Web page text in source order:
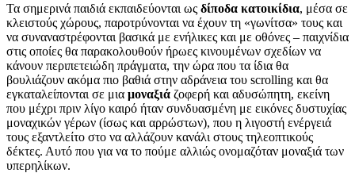
Τα σημερινά παιδιά εκπαιδεύονται ως δίποδα κατοικίδια, μέσα σε
κλειστούς χώρους, παροτρύνονται να έχουν τη «γωνίτσα» τους και
να συναναστρέφονται βασικά με ενήλικες και με οθόνες – παιχνίδια
στις οποίες θα παρακολουθούν ήρωες κινουμένων σχεδίων να
κάνουν περιπετειώδη πράγματα, την ώρα που τα ίδια θα
βουλιάζουν ακόμα πιο βαθιά στην αδράνεια του scrolling και θα
εγκαταλείπονται σε μια μοναξιά ζοφερή και αδυσώπητη, εκείνη
που μέχρι πριν λίγο καιρό ήταν συνδυασμένη με εικόνες δυστυχίας
μοναχικών γέρων (ίσως και αρρώστων), που η λιγοστή ενέργειά
τους εξαντλείτο στο να αλλάζουν κανάλι στους τηλεοπτικούς
δέκτες. Αυτό που για να το πούμε αλλιώς ονομαζόταν μοναξιά των
υπερηλίκων.